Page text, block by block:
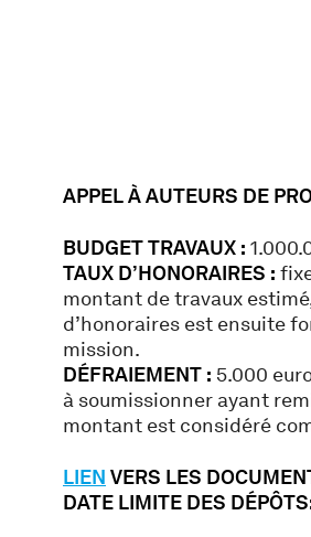
APPEL À AUTEURS DE
BUDGET TRAVAUX :
TAUX D’HONORAIRES :
montant de travaux
d’honoraires est ensuite
mission.
DÉFRAIEMENT : 5.000
à soumissionner ayant
montant est considéré
LIEN VERS LES
DATE LIMITE DES